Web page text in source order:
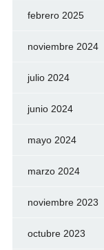
febrero 2025
noviembre 2024
julio 2024
junio 2024
mayo 2024
marzo 2024
noviembre 2023
octubre 2023